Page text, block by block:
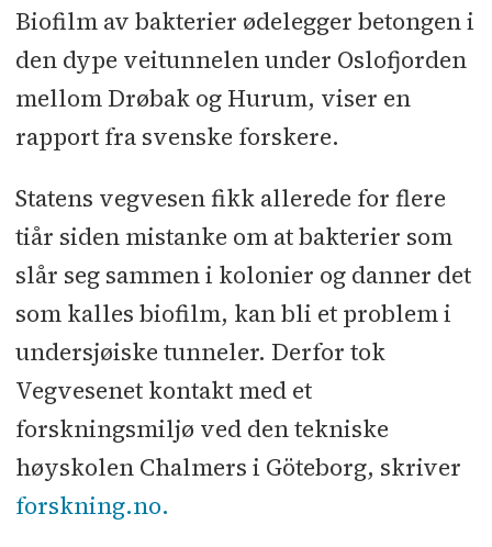
Biofilm av bakterier ødelegger betongen i
den dype veitunnelen under Oslofjorden
mellom Drøbak og Hurum, viser en
rapport fra svenske forskere.
Statens vegvesen fikk allerede for flere
tiår siden mistanke om at bakterier som
slår seg sammen i kolonier og danner det
som kalles biofilm, kan bli et problem i
undersjøiske tunneler. Derfor tok
Vegvesenet kontakt med et
forskningsmiljø ved den tekniske
høyskolen Chalmers i Göteborg, skriver
forskning.no.